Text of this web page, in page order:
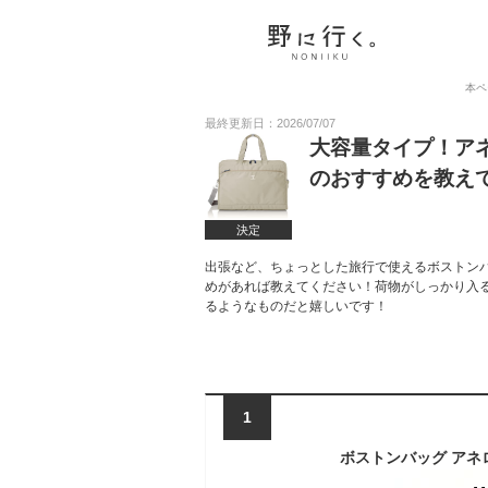
本
最終更新日：2026/07/07
決定
大容量タイプ！ア
のおすすめを教え
出張など、ちょっとした旅行で使えるボスト
めがあれば教えてください！荷物がしっかり
るようなものだと嬉しいです！
1